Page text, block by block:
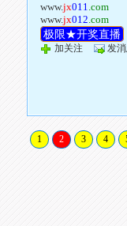
www.jx011.com
www.jx012.com
极限★开奖直播
加关注 发
1 2 3 4